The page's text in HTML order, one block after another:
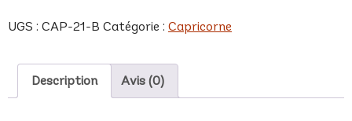
21
UGS : CAP-21-B Catégorie : Capricorne
Description Avis (0)